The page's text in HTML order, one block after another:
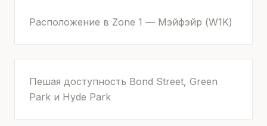
Расположение в Zone 1 — Мэйфэйр (W1K)
Пешая доступность Bond Street, Green
Park и Hyde Park